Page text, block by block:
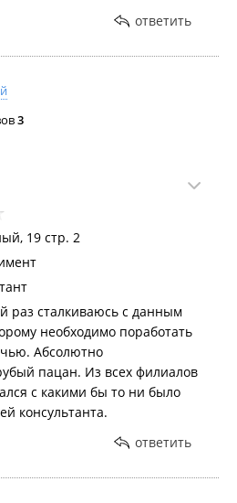
ответить
3
19 стр. 2
раз сталкиваюсь с данным
необходимо поработать
Абсолютно
пацан. Из всех филиалов
с какими бы то ни было
консультанта.
ответить